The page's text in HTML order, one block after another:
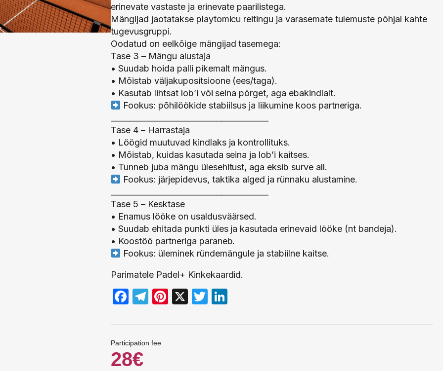
erinevate vastaste ja erinevate paarilistega.
Mängijad jaotatakse playtomicu reitingu ja varasemate tulemuste põhjal kahte
tugevusgruppi.
Oodatud on eelkõige mängijad tasemega:
Tase 3 – Mängu alustaja
• Suudab hoida palli pikemalt mängus.
• Mõistab väljakupositsioone (ees/taga).
• Kasutab lihtsat lob’i või seina põrget, aga ebakindlalt.
Fookus: põhilöökide stabiilsus ja liikumine koos partneriga.
Tase 4 – Harrastaja
• Löögid muutuvad kindlaks ja kontrollituks.
• Mõistab, kuidas kasutada seina ja lob’i kaitses.
• Tunneb juba mängu ülesehitust, aga eksib surve all.
Fookus: järjepidevus, taktika alged ja rünnaku alustamine.
Tase 5 – Kesktase
• Enamus lööke on usaldusväärsed.
• Suudab ehitada punkti üles ja kasutada erinevaid lööke (nt bandeja).
• Koostöö partneriga paraneb.
Fookus: üleminek ründemängule ja stabiilne kaitse.
Parimatele Padel+ Kinkekaardid.
Facebook
Telegram
Pinterest
X Twitter
Participation fee
28€